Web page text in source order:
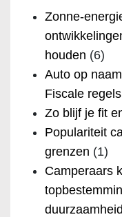
Zonne-
houden (6)
Auto op
Fiscale regels
Zo blijf je fit
Populariteit
grenzen (1)
Camperaars
duurzaamheid